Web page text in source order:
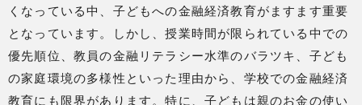
くなっている中、子どもへの金融経済教育がますます重要
となっています。しかし、授業時間が限られている中での
優先順位、教員の金融リテラシー水準のバラツキ、子ども
の家庭環境の多様性といった理由から、学校での金融経済
教育にも限界があります。特に、子どもは親のお金の使い